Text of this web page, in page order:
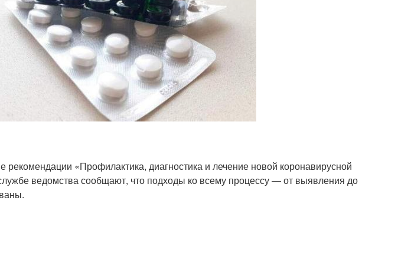
«Профилактика, диагностика и лечение новой коронавирусной
ведомства сообщают, что подходы ко всему процессу — от выявления до